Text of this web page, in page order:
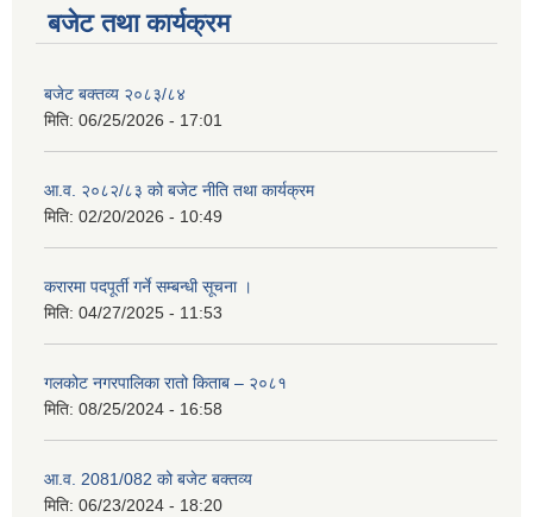
बजेट तथा कार्यक्रम
बजेट बक्तव्य २०८३/८४
मिति: 06/25/2026 - 17:01
आ.व. २०८२/८३ को बजेट नीति तथा कार्यक्रम
मिति: 02/20/2026 - 10:49
करारमा पदपूर्ती गर्ने सम्बन्धी सूचना ।
मिति: 04/27/2025 - 11:53
गलकोट नगरपालिका रातो किताब – २०८१
मिति: 08/25/2024 - 16:58
आ.व. 2081/082 को बजेट बक्तव्य
मिति: 06/23/2024 - 18:20